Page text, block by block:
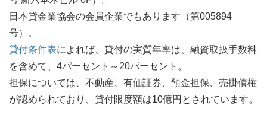
日本貸金業協会の会員企業でもあります（第005894
号）。
貸付条件表によれば、貸付の実質年率は、融資取扱手数料
を含めて、4パーセント～20パーセント。
担保については、不動産、有価証券、預金担保、売掛債権
が認められており、貸付限度額は10億円とされています。